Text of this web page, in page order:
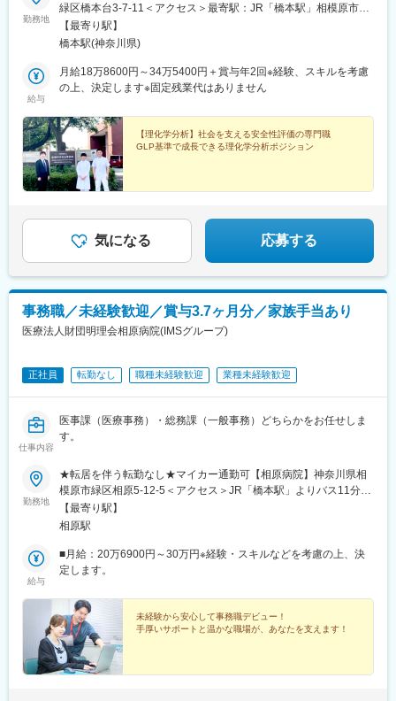
勤務地
緑区橋本台3-7-11＜アクセス＞最寄駅：JR「橋本駅」相模原市コ
ミュニティバスをご利用ください。JR「橋本駅」南口発⇒2番乗
り場より「橋30 相模川自然の村」行き乗車⇒「北の丘センタ
【最寄り駅】
橋本駅(神奈川県)
給与
月給18万8600円～34万5400円＋賞与年2回※経験、スキルを考慮
の上、決定します※固定残業代はありません
【理化学分析】社会を支える安全性評価の専門職
GLP基準で成長できる理化学分析ポジション
気になる 応募する
事務職／未経験歓迎／賞与3.7ヶ月分／家族手当あり
医療法人財団明理会相原病院(IMSグループ)
正社員 転勤なし 職種未経験歓迎 業種未経験歓迎
仕事内容
医事課（医療事務）・総務課（一般事務）どちらかをお任せしま
す。
勤務地
★転居を伴う転勤なし★マイカー通勤可【相原病院】神奈川県相
模原市緑区相原5-12-5＜アクセス＞JR「橋本駅」よりバス11分。
バス停「森の上」の目の前JR「相原駅」よりバス4分。バス停
「相原十字路」から徒歩15分▼転居を伴う転勤なし異動はほぼな
が一に発生する場合も転勤先は神奈川、東京エリア内のみ
【最寄り駅】
相原駅
給与
■月給：20万6900円～30万円※経験・スキルなどを考慮の上、決
定します。
未経験から安心して事務職デビュー！
手厚いサポートと温かな職場が、あなたを支えます！